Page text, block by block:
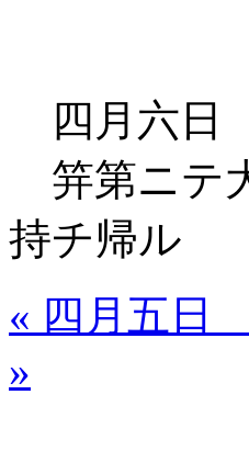
四月六
笄第ニテ
持チ帰ル
« 四月五
»